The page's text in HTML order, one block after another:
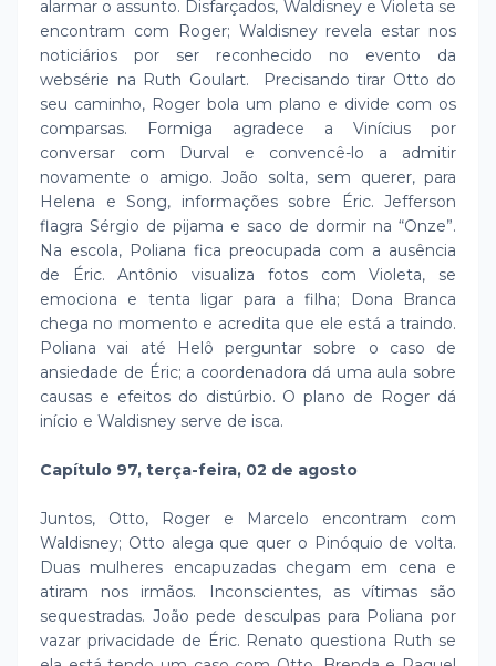
alarmar o assunto. Disfarçados, Waldisney e Violeta se
encontram com Roger; Waldisney revela estar nos
noticiários por ser reconhecido no evento da
websérie na Ruth Goulart. Precisando tirar Otto do
seu caminho, Roger bola um plano e divide com os
comparsas. Formiga agradece a Vinícius por
conversar com Durval e convencê-lo a admitir
novamente o amigo. João solta, sem querer, para
Helena e Song, informações sobre Éric. Jefferson
flagra Sérgio de pijama e saco de dormir na “Onze”.
Na escola, Poliana fica preocupada com a ausência
de Éric. Antônio visualiza fotos com Violeta, se
emociona e tenta ligar para a filha; Dona Branca
chega no momento e acredita que ele está a traindo.
Poliana vai até Helô perguntar sobre o caso de
ansiedade de Éric; a coordenadora dá uma aula sobre
causas e efeitos do distúrbio. O plano de Roger dá
início e Waldisney serve de isca.
Capítulo 97, terça-feira, 02 de agosto
Juntos, Otto, Roger e Marcelo encontram com
Waldisney; Otto alega que quer o Pinóquio de volta.
Duas mulheres encapuzadas chegam em cena e
atiram nos irmãos. Inconscientes, as vítimas são
sequestradas. João pede desculpas para Poliana por
vazar privacidade de Éric. Renato questiona Ruth se